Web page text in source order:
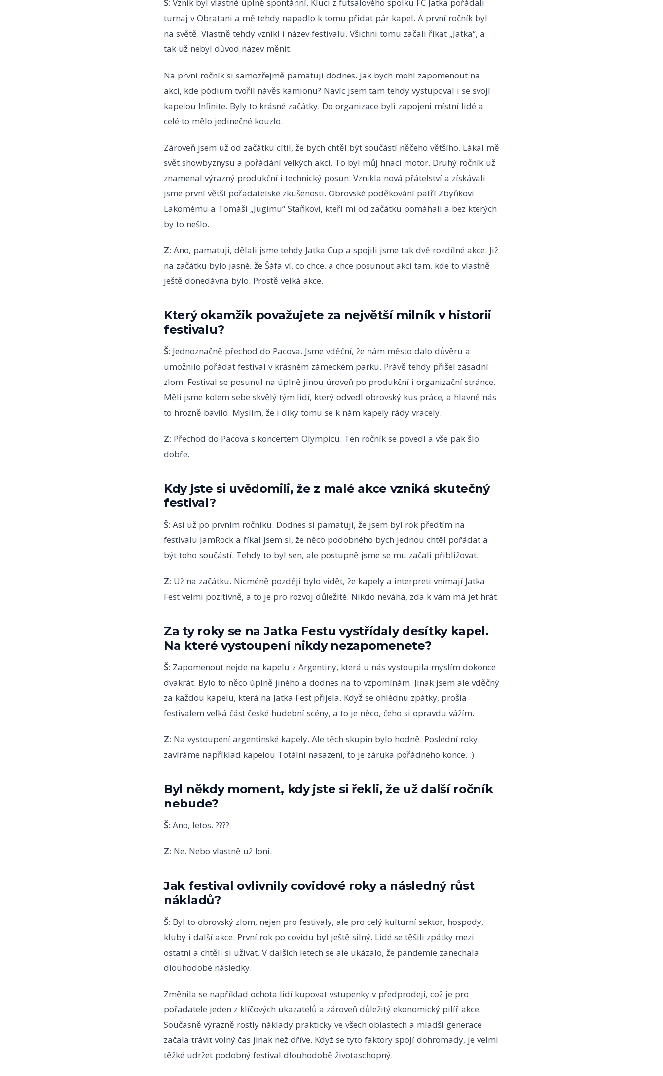
Š: Vznik byl vlastně úplně spontánní. Kluci z futsalového spolku FC Jatka pořádali
turnaj v Obratani a mě tehdy napadlo k tomu přidat pár kapel. A první ročník byl
na světě. Vlastně tehdy vznikl i název festivalu. Všichni tomu začali říkat „Jatka“, a
tak už nebyl důvod název měnit.
Na první ročník si samozřejmě pamatuji dodnes. Jak bych mohl zapomenout na
akci, kde pódium tvořil návěs kamionu? Navíc jsem tam tehdy vystupoval i se svojí
kapelou Infinite. Byly to krásné začátky. Do organizace byli zapojeni místní lidé a
celé to mělo jedinečné kouzlo.
Zároveň jsem už od začátku cítil, že bych chtěl být součástí něčeho většího. Lákal mě
svět showbyznysu a pořádání velkých akcí. To byl můj hnací motor. Druhý ročník už
znamenal výrazný produkční i technický posun. Vznikla nová přátelství a získávali
jsme první větší pořadatelské zkušenosti. Obrovské poděkování patří Zbyňkovi
Lakomému a Tomáši „Jugimu“ Staňkovi, kteří mi od začátku pomáhali a bez kterých
by to nešlo.
Z: Ano, pamatuji, dělali jsme tehdy Jatka Cup a spojili jsme tak dvě rozdílné akce. Již
na začátku bylo jasné, že Šáfa ví, co chce, a chce posunout akci tam, kde to vlastně
ještě donedávna bylo. Prostě velká akce.
Který okamžik považujete za největší milník v historii
festivalu?
Š: Jednoznačně přechod do Pacova. Jsme vděční, že nám město dalo důvěru a
umožnilo pořádat festival v krásném zámeckém parku. Právě tehdy přišel zásadní
zlom. Festival se posunul na úplně jinou úroveň po produkční i organizační stránce.
Měli jsme kolem sebe skvělý tým lidí, který odvedl obrovský kus práce, a hlavně nás
to hrozně bavilo. Myslím, že i díky tomu se k nám kapely rády vracely.
Z: Přechod do Pacova s koncertem Olympicu. Ten ročník se povedl a vše pak šlo
dobře.
Kdy jste si uvědomili, že z malé akce vzniká skutečný
festival?
Š: Asi už po prvním ročníku. Dodnes si pamatuji, že jsem byl rok předtím na
festivalu JamRock a říkal jsem si, že něco podobného bych jednou chtěl pořádat a
být toho součástí. Tehdy to byl sen, ale postupně jsme se mu začali přibližovat.
Z: Už na začátku. Nicméně později bylo vidět, že kapely a interpreti vnímají Jatka
Fest velmi pozitivně, a to je pro rozvoj důležité. Nikdo neváhá, zda k vám má jet hrát.
Za ty roky se na Jatka Festu vystřídaly desítky kapel.
Na které vystoupení nikdy nezapomenete?
Š: Zapomenout nejde na kapelu z Argentiny, která u nás vystoupila myslím dokonce
dvakrát. Bylo to něco úplně jiného a dodnes na to vzpomínám. Jinak jsem ale vděčný
za každou kapelu, která na Jatka Fest přijela. Když se ohlédnu zpátky, prošla
festivalem velká část české hudební scény, a to je něco, čeho si opravdu vážím.
Z: Na vystoupení argentinské kapely. Ale těch skupin bylo hodně. Poslední roky
zavíráme například kapelou Totální nasazení, to je záruka pořádného konce. :)
Byl někdy moment, kdy jste si řekli, že už další ročník
nebude?
Š: Ano, letos. ????
Z: Ne. Nebo vlastně už loni.
Jak festival ovlivnily covidové roky a následný růst
nákladů?
Š: Byl to obrovský zlom, nejen pro festivaly, ale pro celý kulturní sektor, hospody,
kluby i další akce. První rok po covidu byl ještě silný. Lidé se těšili zpátky mezi
ostatní a chtěli si užívat. V dalších letech se ale ukázalo, že pandemie zanechala
dlouhodobé následky.
Změnila se například ochota lidí kupovat vstupenky v předprodeji, což je pro
pořadatele jeden z klíčových ukazatelů a zároveň důležitý ekonomický pilíř akce.
Současně výrazně rostly náklady prakticky ve všech oblastech a mladší generace
začala trávit volný čas jinak než dříve. Když se tyto faktory spojí dohromady, je velmi
těžké udržet podobný festival dlouhodobě životaschopný.